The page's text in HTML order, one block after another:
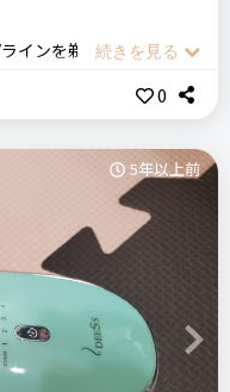
の肌の色や毛の状態に
黒いの方はご使用をお
を着用して使用してくだ
る方・地道に脱毛を継
おり、
させることができる美顔
てます。
のリピート予定
回もリピートしたい◎
インを剃刀で処理して
あり、肌も痛むというこ
きました。
を頑張ろうと思い購入に
向けて！と冬からスタ
から！）
等体をきれいにしたのち
ら開始します。光脱毛
0
Next
5年以上前